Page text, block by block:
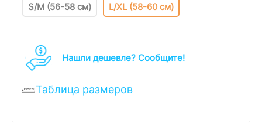
S/M (56-58 см) L/XL (58-60 см)
Нашли дешевле? Cообщите!
Таблица размеров